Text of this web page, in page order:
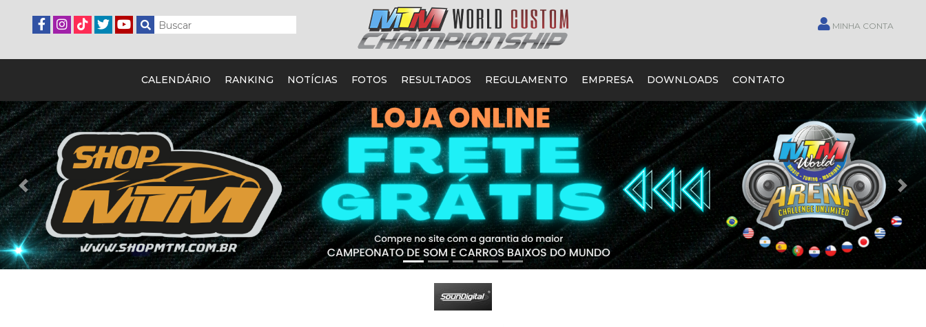
MINHA CONTA
CALENDÁRIO RANKING NOTÍCIAS FOTOS RESULTADOS REGULAMENTO EMPRESA DOWNLOADS CONTATO
Previous